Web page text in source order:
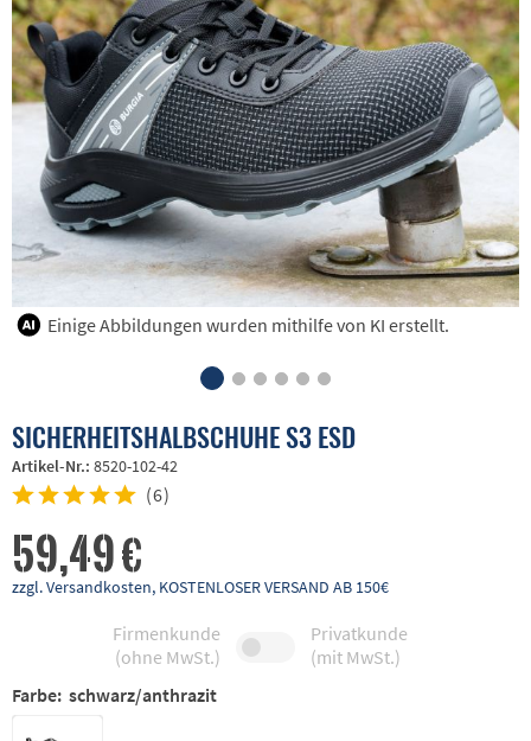
Einige Abbildungen wurden mithilfe von KI erstellt.
SICHERHEITSHALBSCHUHE S3 ESD
Artikel-Nr.: 8520-102-42
(6)
59,49 €
zzgl. Versandkosten, KOSTENLOSER VERSAND AB 150€
Firmenkunde
(ohne MwSt.)
Privatkunde
(mit MwSt.)
Farbe: schwarz/anthrazit